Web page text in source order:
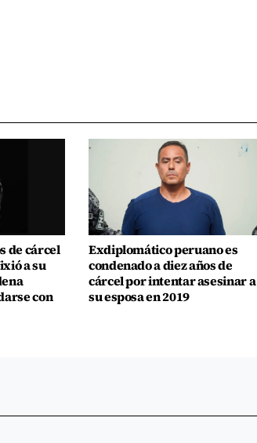
de cárcel
a su
con
Exdiplomático peruano es
condenado a diez años de
cárcel por intentar asesinar a
su esposa en 2019